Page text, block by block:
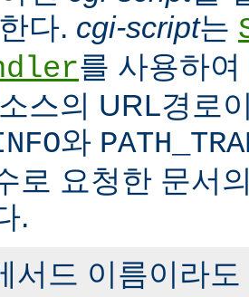
다. cgi-script는
를 사용하
스의 URL경로
와
로 요청한 문서
.
서드 이름이라